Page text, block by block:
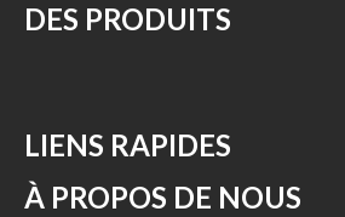
DES PRODUITS
LIENS RAPIDES
À PROPOS DE NOUS